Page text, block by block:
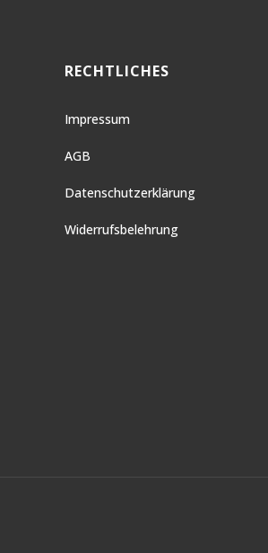
RECHTLICHES
Impressum
AGB
Datenschutzerklärung
Widerrufsbelehrung